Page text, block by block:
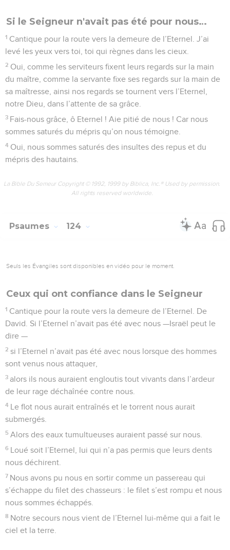
Si le Seigneur n'avait pas été pour nous…
1 Cantique pour la route vers la demeure de l’Eternel. J’ai
levé les yeux vers toi, toi qui règnes dans les cieux.
2 Oui, comme les serviteurs fixent leurs regards sur la main
du maître, comme la servante fixe ses regards sur la main de
sa maîtresse, ainsi nos regards se tournent vers l’Eternel,
notre Dieu, dans l’attente de sa grâce.
3 Fais-nous grâce, ô Eternel ! Aie pitié de nous ! Car nous
sommes saturés du mépris qu’on nous témoigne.
4 Oui, nous sommes saturés des insultes des repus et du
mépris des hautains.
La Bible Du Semeur Copyright © 1992, 1999 by Biblica, Inc.® Used by permission.
All rights reserved worldwide.
Psaumes 124
Seuls les Évangiles sont disponibles en vidéo pour le moment.
Ceux qui ont confiance dans le Seigneur
1 Cantique pour la route vers la demeure de l’Eternel. De
David. Si l’Eternel n’avait pas été avec nous —Israël peut le
dire —
2 si l’Eternel n’avait pas été avec nous lorsque des hommes
sont venus nous attaquer,
3 alors ils nous auraient engloutis tout vivants dans l’ardeur
de leur rage déchaînée contre nous.
4 Le flot nous aurait entraînés et le torrent nous aurait
submergés.
5 Alors des eaux tumultueuses auraient passé sur nous.
6 Loué soit l’Eternel, lui qui n’a pas permis que leurs dents
nous déchirent.
7 Nous avons pu nous en sortir comme un passereau qui
s’échappe du filet des chasseurs : le filet s’est rompu et nous
nous sommes échappés.
8 Notre secours nous vient de l’Eternel lui-même qui a fait le
ciel et la terre.